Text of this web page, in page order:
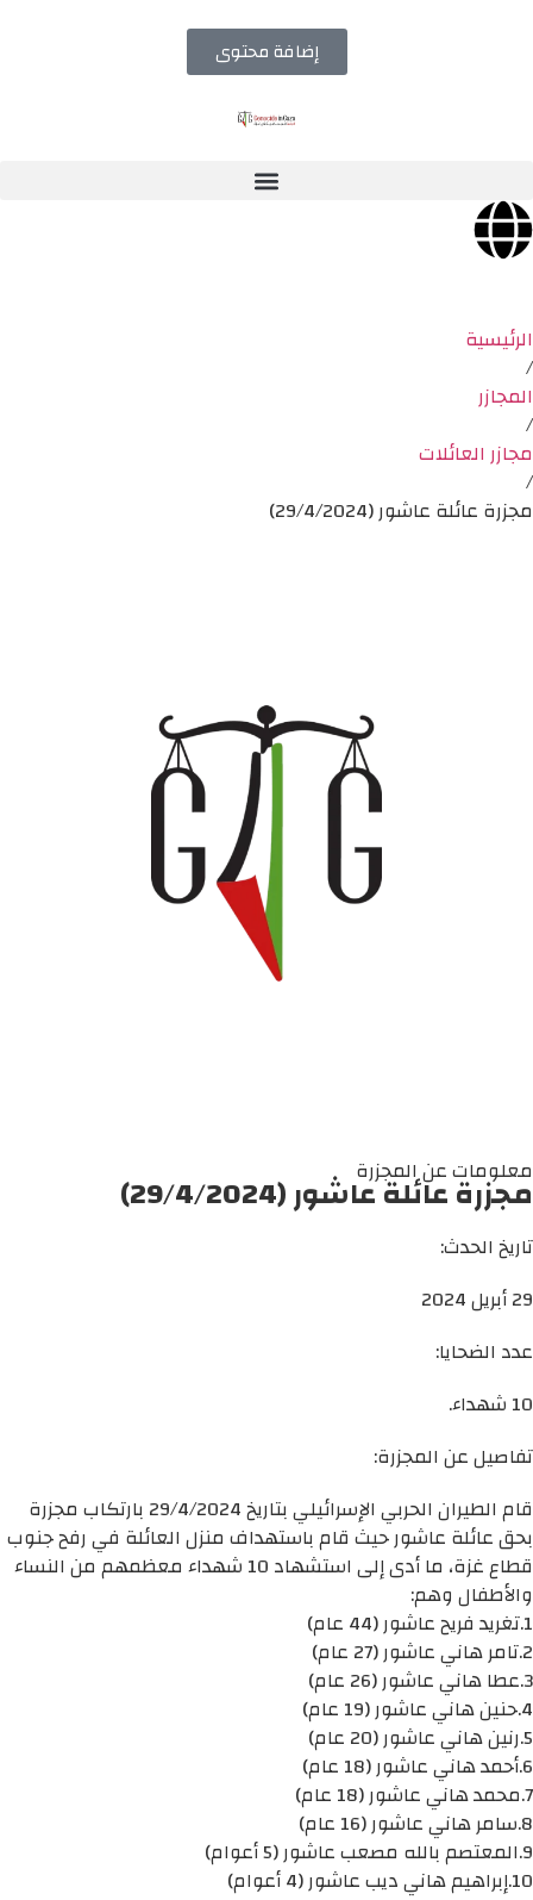
إضافة محتوى
الرئيسية
/
المجازر
/
مجازر العائلات
/
مجزرة عائلة عاشور (29/4/2024)
معلومات عن المجزرة
مجزرة عائلة عاشور (29/4/2024)
تاريخ الحدث:
29 أبريل 2024
عدد الضحايا:
10 شهداء.
تفاصيل عن المجزرة:
قام الطيران الحربي الإسرائيلي بتاريخ 29/4/2024 بارتكاب مجزرة
بحق عائلة عاشور حيث قام باستهداف منزل العائلة في رفح جنوب
قطاع غزة، ما أدى إلى استشهاد 10 شهداء معظمهم من النساء
والأطفال وهم:
1.تغريد فريح عاشور (44 عام)
2.تامر هاني عاشور (27 عام)
3.عطا هاني عاشور (26 عام)
4.حنين هاني عاشور (19 عام)
5.رنين هاني عاشور (20 عام)
6.أحمد هاني عاشور (18 عام)
7.محمد هاني عاشور (18 عام)
8.سامر هاني عاشور (16 عام)
9.المعتصم بالله مصعب عاشور (5 أعوام)
10.إبراهيم هاني ديب عاشور (4 أعوام)